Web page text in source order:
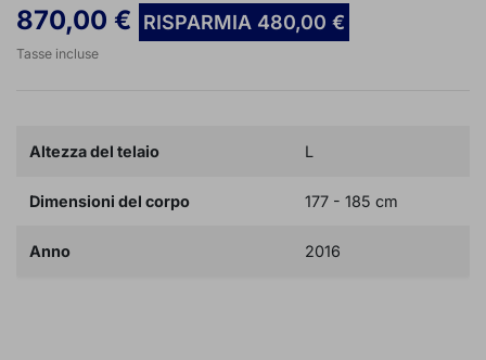
870,00 €
RISPARMIA 480,00 €
Tasse incluse
Altezza del telaio L
Dimensioni del corpo 177 - 185 cm
Anno 2016